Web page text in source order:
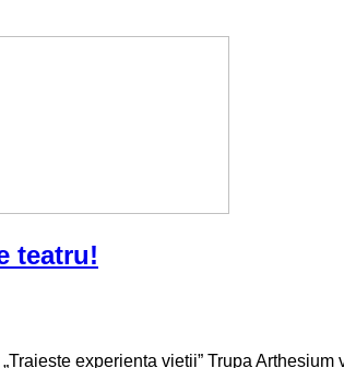
teatru!
experienta vietii” Trupa